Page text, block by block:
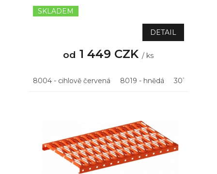
5,0
z
hvězdiček.
SKLADEM
od 1 449 CZK/ ks
DETAIL
8004 - cihlově červená 8019 - hnědá 3011 -